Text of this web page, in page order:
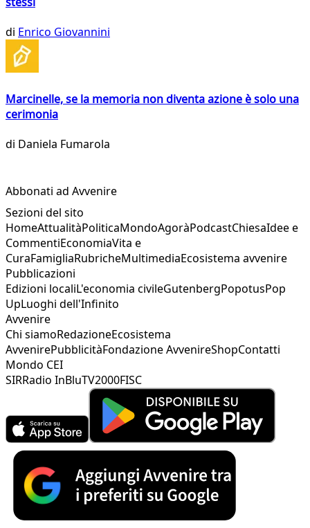
di Enrico Giovannini
Marcinelle, se la memoria non diventa azione è solo una
cerimonia
di Daniela Fumarola
Abbonati ad Avvenire
Sezioni del sito
HomeAttualitàPoliticaMondoAgoràPodcastChiesaIdee e
CommentiEconomiaVita e
CuraFamigliaRubricheMultimediaEcosistema avvenire
Pubblicazioni
Edizioni localiL'economia civileGutenbergPopotusPop
UpLuoghi dell'Infinito
Avvenire
Chi siamoRedazioneEcosistema
AvvenirePubblicitàFondazione AvvenireShopContatti
Mondo CEI
SIRRadio InBluTV2000FISC